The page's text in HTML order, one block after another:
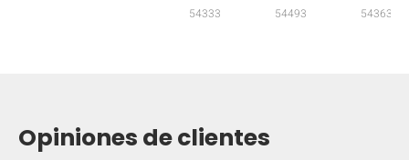
54333 54493 54363
Opiniones de clientes